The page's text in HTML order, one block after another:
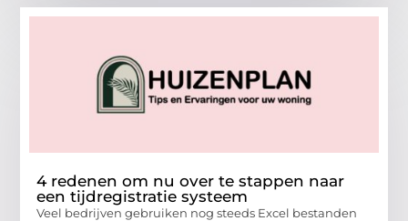
4 redenen om nu over te stappen naar
een tijdregistratie systeem
Veel bedrijven gebruiken nog steeds Excel bestanden